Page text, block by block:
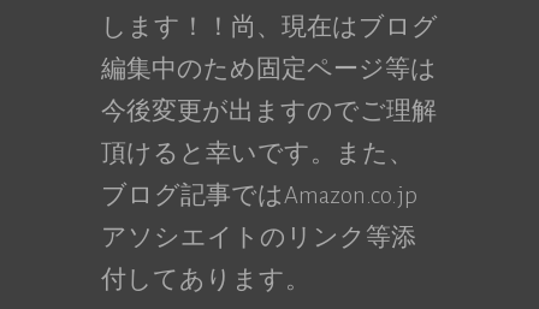
します！！尚、現在はブログ
編集中のため固定ページ等は
今後変更が出ますのでご理解
頂けると幸いです。また、
ブログ記事ではAmazon.co.jp
アソシエイトのリンク等添
付してあります。